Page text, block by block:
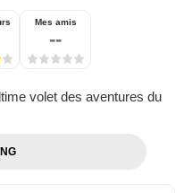
Mes amis
--
volet des aventures du